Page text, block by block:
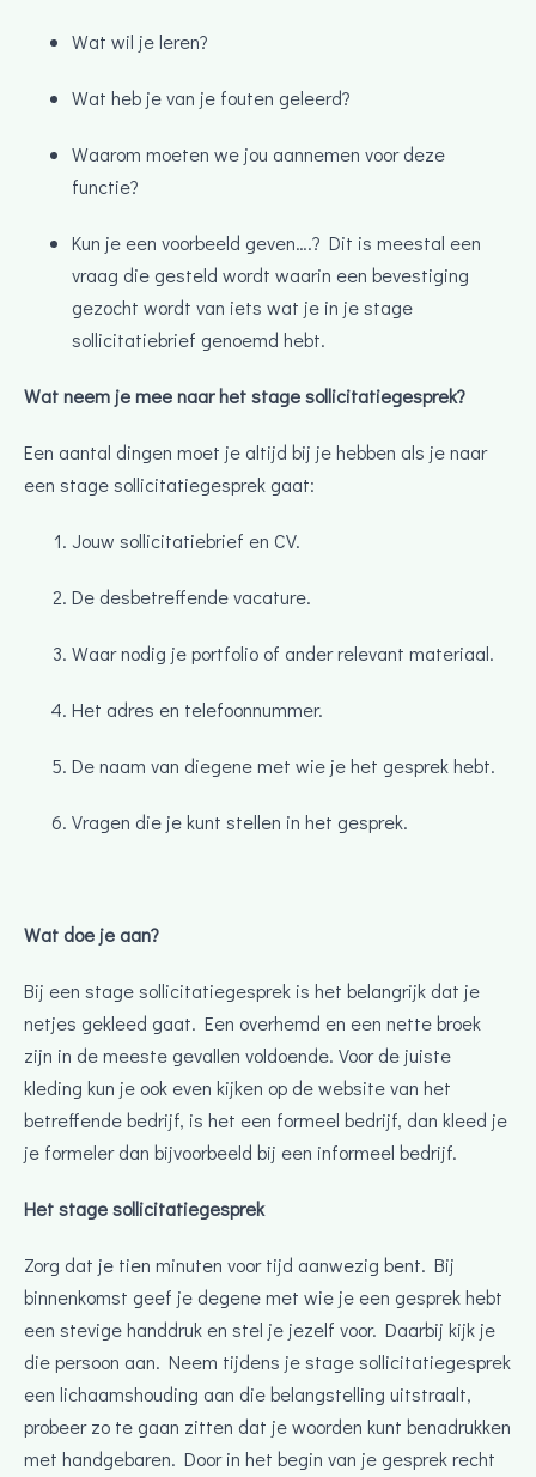
Wat wil je leren?
Wat heb je van je fouten geleerd?
Waarom moeten we jou aannemen voor deze
functie?
Kun je een voorbeeld geven….? Dit is meestal een
vraag die gesteld wordt waarin een bevestiging
gezocht wordt van iets wat je in je stage
sollicitatiebrief genoemd hebt.
Wat neem je mee naar het stage sollicitatiegesprek?
Een aantal dingen moet je altijd bij je hebben als je naar
een stage sollicitatiegesprek gaat:
Jouw sollicitatiebrief en CV.
De desbetreffende vacature.
Waar nodig je portfolio of ander relevant materiaal.
Het adres en telefoonnummer.
De naam van diegene met wie je het gesprek hebt.
Vragen die je kunt stellen in het gesprek.
Wat doe je aan?
Bij een stage sollicitatiegesprek is het belangrijk dat je
netjes gekleed gaat. Een overhemd en een nette broek
zijn in de meeste gevallen voldoende. Voor de juiste
kleding kun je ook even kijken op de website van het
betreffende bedrijf, is het een formeel bedrijf, dan kleed je
je formeler dan bijvoorbeeld bij een informeel bedrijf.
Het stage sollicitatiegesprek
Zorg dat je tien minuten voor tijd aanwezig bent. Bij
binnenkomst geef je degene met wie je een gesprek hebt
een stevige handdruk en stel je jezelf voor. Daarbij kijk je
die persoon aan. Neem tijdens je stage sollicitatiegesprek
een lichaamshouding aan die belangstelling uitstraalt,
probeer zo te gaan zitten dat je woorden kunt benadrukken
met handgebaren. Door in het begin van je gesprek recht